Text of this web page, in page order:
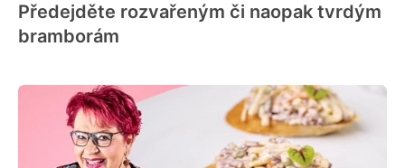
Předejděte rozvařeným či naopak tvrdým
bramborám